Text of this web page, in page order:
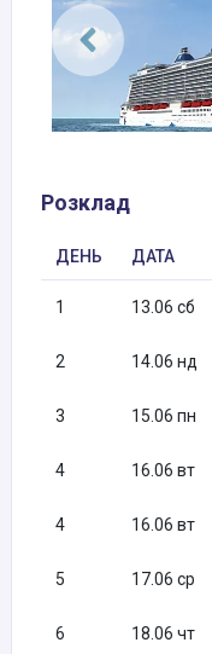
Розклад
ДЕНЬ ДАТА
1 13.06 сб
2 14.06 нд
3 15.06 пн
4 16.06 вт
4 16.06 вт
5 17.06 ср
6 18.06 чт